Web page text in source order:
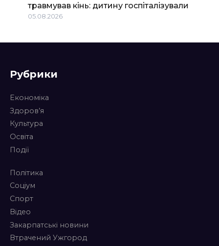
травмував кінь: дитину госпіталізували
05.08.2026
Рубрики
Економіка
Здоров’я
Культура
Освіта
Події
Політика
Соціум
Спорт
Відео
Закарпатські новини
Втрачений Ужгород